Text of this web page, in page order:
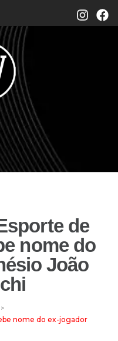
de
nome do
João
>
nome do ex-jogador